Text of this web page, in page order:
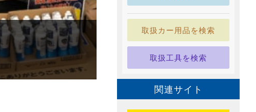
取扱カー用品を検索
取扱工具を検索
関連サイト